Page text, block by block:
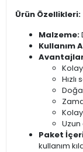
Ürün Özellikleri:
Malzeme:
Kullanım
Paket
kullanım